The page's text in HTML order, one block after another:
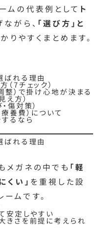
ムの代表例として ト
がら、 「選び方」と
りやすくまとめます。
ばれる理由
7チェック）
整）で掛け心地が決まる
え方）
傷対策）
養費）について
るなら
ばれる理由
メガネの中でも 「軽
くい」 を重視した設
ムです。
安定しやすい
きさを前提に考えられ